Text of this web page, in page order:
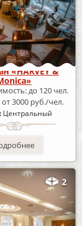
«HARVEY &
до 120 чел.
от 3000 руб./чел.
Центральный
2